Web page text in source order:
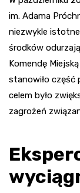
im. Adama
niezwykle
środków
Komendę
stanowiło część
celem było
zagrożeń